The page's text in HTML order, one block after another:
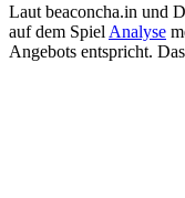
Laut beaconcha.in und
auf dem Spiel Analyse
Angebots entspricht.